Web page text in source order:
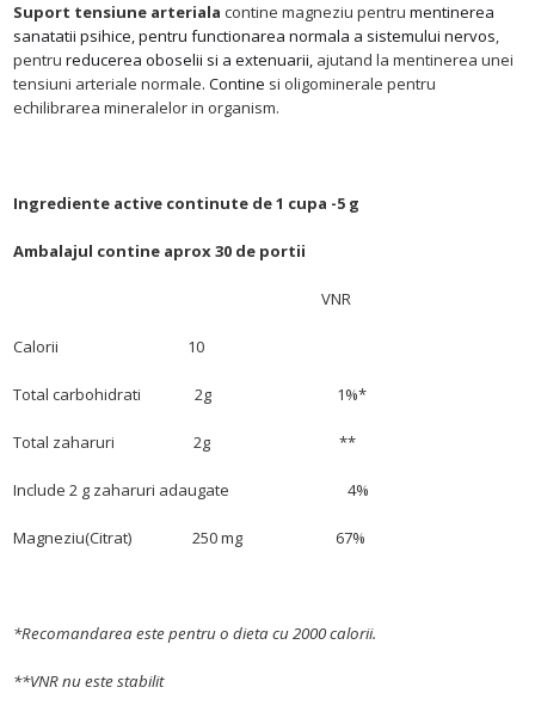
Suport tensiune arteriala contine magneziu pentru mentinerea
sanatatii psihice, pentru functionarea normala a sistemului nervos,
pentru reducerea oboselii si a extenuarii, ajutand la mentinerea unei
tensiuni arteriale normale. Contine si oligominerale pentru
echilibrarea mineralelor in organism.
Ingrediente active continute de 1 cupa -5 g
Ambalajul contine aprox 30 de portii
VNR
Calorii 10
Total carbohidrati 2g 1%*
Total zaharuri 2g **
Include 2 g zaharuri adaugate 4%
Magneziu(Citrat) 250 mg 67%
*Recomandarea este pentru o dieta cu 2000 calorii.
**VNR nu este stabilit